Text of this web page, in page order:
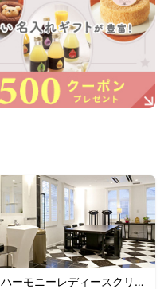
ハーモニーレディースクリニ